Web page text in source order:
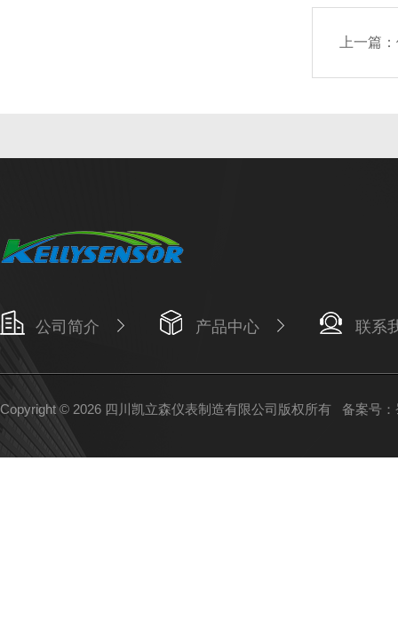
上一篇：
公司简介 产品中心 联系
Copyright © 2026 四川凯立森仪表制造有限公司版权所有 备案号：